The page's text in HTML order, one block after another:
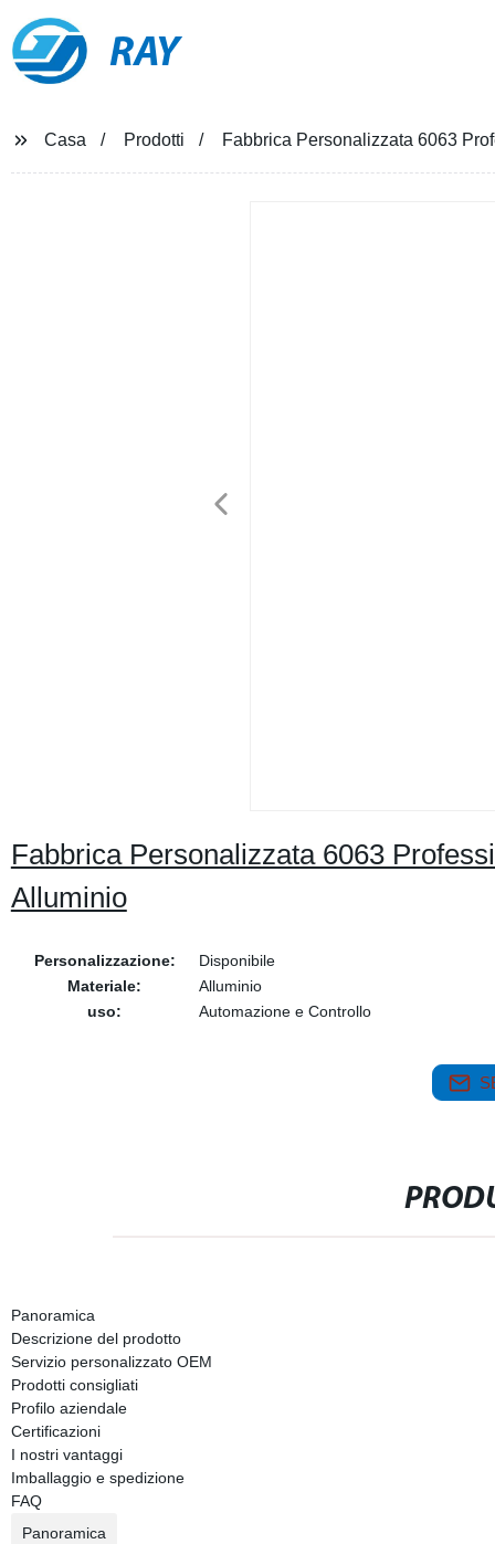
RAY
Casa Prodotti Fabbrica Personalizzata 6063
Fabbrica Personalizzata 6063
Alluminio
Personalizzazione:
Disponibile
Materiale:
Alluminio
uso:
Automazione e Controllo
Panoramica
Descrizione del prodotto
Servizio personalizzato OEM
Prodotti consigliati
Profilo aziendale
Certificazioni
I nostri vantaggi
Imballaggio e spedizione
FAQ
Panoramica